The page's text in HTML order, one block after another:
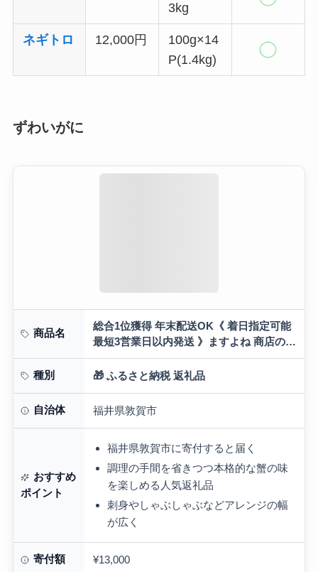
3kg
ネギトロ 12,000円
100g×14
P(1.4kg)
ずわいがに
商品名
総合1位獲得 年末配送OK《 着日指定可能
最短3営業日以内発送 》ますよね 商店の元
祖 カット済み 生ずわい蟹 選べる 600g〜
3.0kg
種別 🎁 ふるさと納税 返礼品
自治体 福井県敦賀市
おすすめ
ポイント
福井県敦賀市に寄付すると届く
調理の手間を省きつつ本格的な蟹の味
を楽しめる人気返礼品
刺身やしゃぶしゃぶなどアレンジの幅
が広く
寄付額 ¥13,000